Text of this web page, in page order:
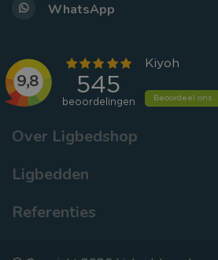
WhatsApp
Over Ligbedshop
Ligbedden
Referenties